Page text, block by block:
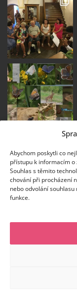
Abychom poskytli co
přístupu k informacím o
Souhlas s těmito
chování při procházení
nebo odvolání
funkce.